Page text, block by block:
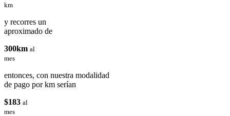
km
y recorres un
aproximado de
300km al
mes
entonces, con nuestra modalidad
de pago por km serían
$183 al
mes